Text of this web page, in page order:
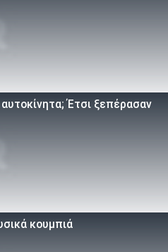
Έτσι ξεπέρασαν
κουμπιά